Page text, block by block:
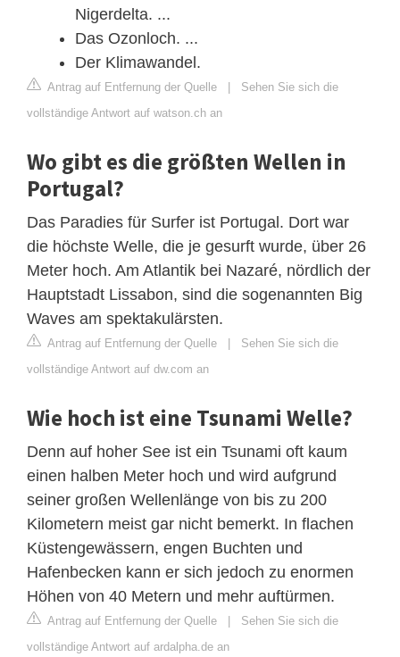
Nigerdelta. ...
Das Ozonloch. ...
Der Klimawandel.
Antrag auf Entfernung der Quelle | Sehen Sie sich die
vollständige Antwort auf watson.ch an
Wo gibt es die größten Wellen in
Portugal?
Das Paradies für Surfer ist Portugal. Dort war
die höchste Welle, die je gesurft wurde, über 26
Meter hoch. Am Atlantik bei Nazaré, nördlich der
Hauptstadt Lissabon, sind die sogenannten Big
Waves am spektakulärsten.
Antrag auf Entfernung der Quelle | Sehen Sie sich die
vollständige Antwort auf dw.com an
Wie hoch ist eine Tsunami Welle?
Denn auf hoher See ist ein Tsunami oft kaum
einen halben Meter hoch und wird aufgrund
seiner großen Wellenlänge von bis zu 200
Kilometern meist gar nicht bemerkt. In flachen
Küstengewässern, engen Buchten und
Hafenbecken kann er sich jedoch zu enormen
Höhen von 40 Metern und mehr auftürmen.
Antrag auf Entfernung der Quelle | Sehen Sie sich die
vollständige Antwort auf ardalpha.de an